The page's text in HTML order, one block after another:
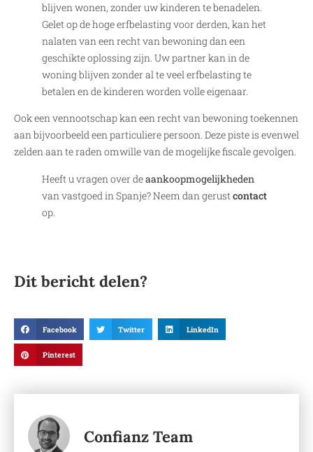
blijven wonen, zonder uw kinderen te benadelen.
Gelet op de hoge erfbelasting voor derden, kan het
nalaten van een recht van bewoning dan een
geschikte oplossing zijn. Uw partner kan in de
woning blijven zonder al te veel erfbelasting te
betalen en de kinderen worden volle eigenaar.
Ook een vennootschap kan een recht van bewoning toekennen
aan bijvoorbeeld een particuliere persoon. Deze piste is evenwel
zelden aan te raden omwille van de mogelijke fiscale gevolgen.
Heeft u vragen over deaankoopmogelijkheden
van vastgoed in Spanje? Neem dan gerustcontact
op.
Dit bericht delen?
Facebook Twitter LinkedIn
Pinterest
Confianz Team